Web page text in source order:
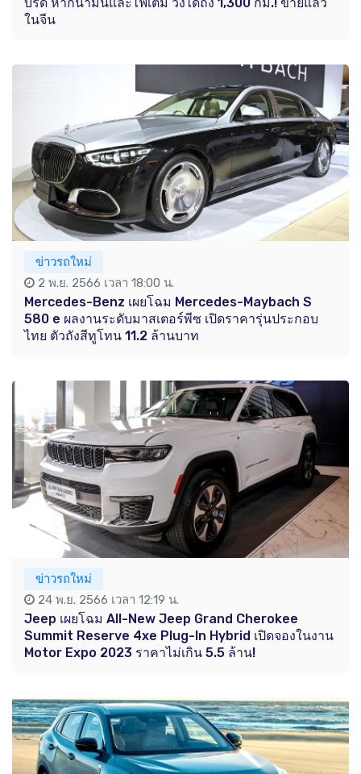
ในจีน
ข่าวรถใหม่
2 พ.ย. 2566 เวลา 18:00 น.
Mercedes-Benz เผยโฉม Mercedes-Maybach S
580 e ผลงานระดับมาสเตอร์พีซ เปิดราคารุ่นประกอบ
ไทย ตัวถังสีทูโทน 11.2 ล้านบาท
ข่าวรถใหม่
24 พ.ย. 2566 เวลา 12:19 น.
Jeep เผยโฉม All-New Jeep Grand Cherokee
Summit Reserve 4xe Plug-In Hybrid เปิดจองในงาน
Motor Expo 2023 ราคาไม่เกิน 5.5 ล้าน!